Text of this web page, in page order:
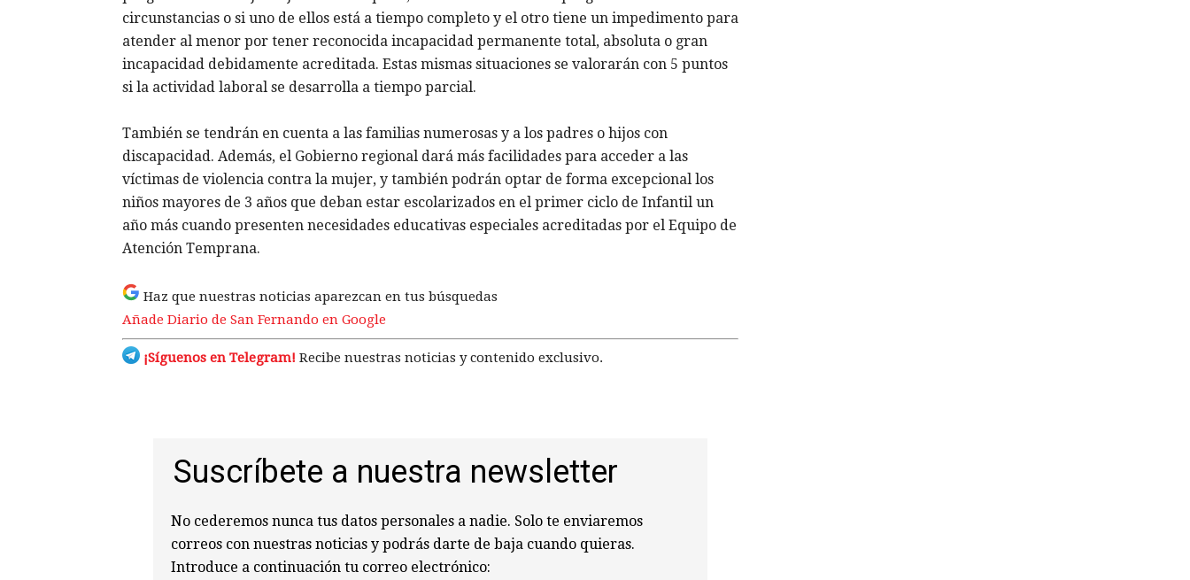
circunstancias o si uno de ellos está a tiempo completo y el otro tiene un impedimento para
atender al menor por tener reconocida incapacidad permanente total, absoluta o gran
incapacidad debidamente acreditada. Estas mismas situaciones se valorarán con 5 puntos
si la actividad laboral se desarrolla a tiempo parcial.
También se tendrán en cuenta a las familias numerosas y a los padres o hijos con
discapacidad. Además, el Gobierno regional dará más facilidades para acceder a las
víctimas de violencia contra la mujer, y también podrán optar de forma excepcional los
niños mayores de 3 años que deban estar escolarizados en el primer ciclo de Infantil un
año más cuando presenten necesidades educativas especiales acreditadas por el Equipo de
Atención Temprana.
Haz que nuestras noticias aparezcan en tus búsquedas
Añade Diario de San Fernando en Google
¡Síguenos en Telegram! Recibe nuestras noticias y contenido exclusivo.
Suscríbete a nuestra newsletter
No cederemos nunca tus datos personales a nadie. Solo te enviaremos
correos con nuestras noticias y podrás darte de baja cuando quieras.
Introduce a continuación tu correo electrónico: